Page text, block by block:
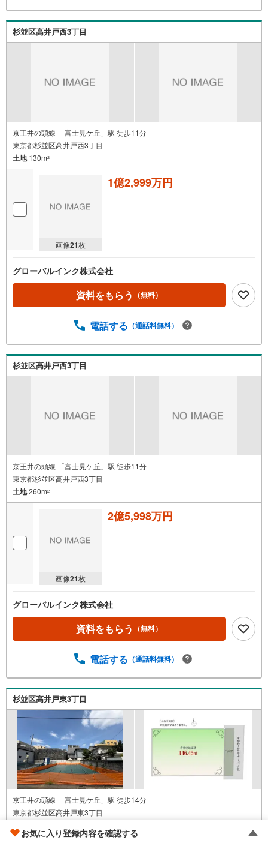
杉並区高井戸西3丁目
京王井の頭線 「富士見ケ丘」駅 徒歩11分
東京都杉並区高井戸西3丁目
土地130m2
画像21枚
1億2,999万円
グローバルインク株式会社
資料をもらう （無料）
電話する （通話料無料）
杉並区高井戸西3丁目
京王井の頭線 「富士見ケ丘」駅 徒歩11分
東京都杉並区高井戸西3丁目
土地260m2
画像21枚
2億5,998万円
グローバルインク株式会社
資料をもらう （無料）
電話する （通話料無料）
杉並区高井戸東3丁目
京王井の頭線 「富士見ケ丘」駅 徒歩14分
東京都杉並区高井戸東3丁目
お気に入り登録内容を確認する